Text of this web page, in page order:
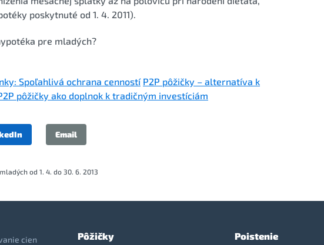
poskytnuté od 1. 4. 2011).
pre mladých?
Spoľahlivá ochrana cenností P2P pôžičky – alternatíva k
pôžičky ako doplnok k tradičným investíciám
Email
od 1. 4. do 30. 6. 2013
Pôžičky Poistenie
cien